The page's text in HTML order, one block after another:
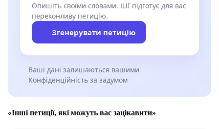
Опишіть своїми словами. ШІ підготує для вас
переконливу петицію.
Згенерувати петицію
Ваші дані залишаються вашими
Конфіденційність за задумом
«Інші петиції, які можуть вас зацікавити»